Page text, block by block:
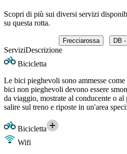
Scopri di più sui diversi servizi
su questa rotta.
Frecciarossa DB
ServiziDescrizione
Bicicletta
Le bici pieghevoli sono ammesse
bici non pieghevoli devono essere
da viaggio, mostrate al conducente o
salire sul treno e riposte in un'area
Bicicletta
Wifi